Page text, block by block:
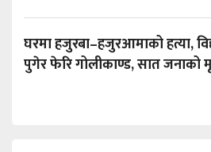
घरमा हजुरबा–हजुरआमाको हत्या,
पुगेर फेरि गोलीकाण्ड, सात जनाको